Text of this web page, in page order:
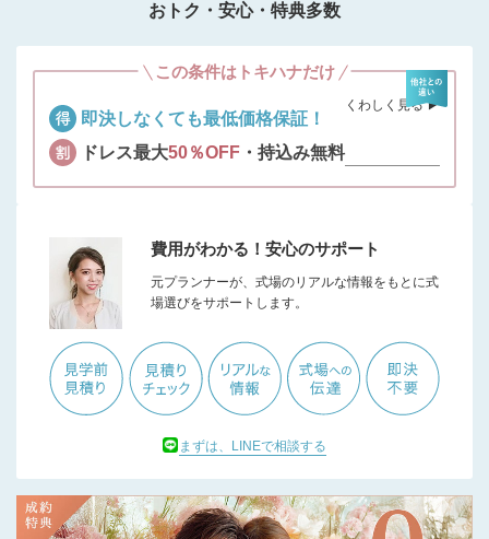
おトク・安心・特典多数
この条件はトキハナだけ
即決しなくても最低価格保証！
ドレス最大50％OFF ・持込み無料
くわしく見る ▶︎
費用がわかる！安心のサポート
元プランナーが、式場のリアルな情報をもとに式
場選びをサポートします。
まずは、LINEで相談する